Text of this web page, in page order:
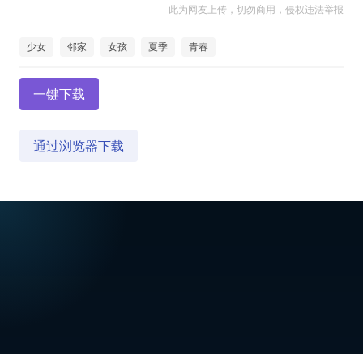
此为网友上传，切勿商用，侵权违法举报
少女 邻家 女孩 夏季 青春
一键下载
通过浏览器下载